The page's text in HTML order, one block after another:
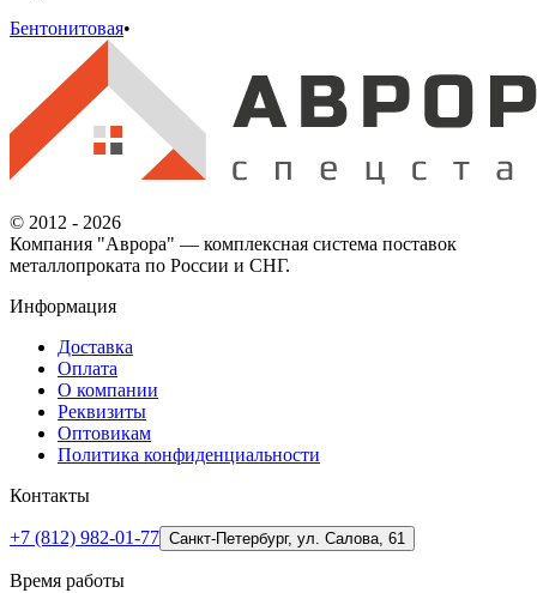
Бентонитовая•
© 2012 - 2026
Компания "Аврора" — комплексная система поставок
металлопроката по России и СНГ.
Информация
Доставка
Оплата
О компании
Реквизиты
Оптовикам
Политика конфиденциальности
Контакты
+7 (812) 982-01-77 Санкт-Петербург, ул. Салова, 61
Время работы